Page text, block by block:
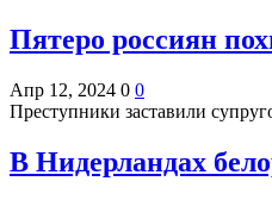
Пятеро россиян
Апр 12, 2024 0 0
Преступники заставили
В Нидерландах